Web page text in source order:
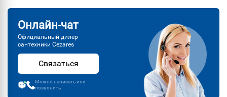
Онлайн-чат
Официальный дилер
сантехники Cezares
Связаться
Можно написать или
позвонить